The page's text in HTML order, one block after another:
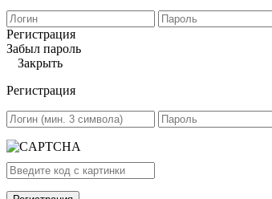
Регистрация
Забыл пароль
Закрыть
Регистрация